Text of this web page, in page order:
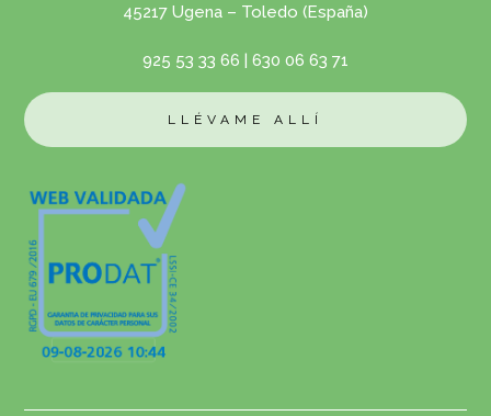
45217 Ugena – Toledo (España)
925 53 33 66 | 630 06 63 71
LLÉVAME ALLÍ